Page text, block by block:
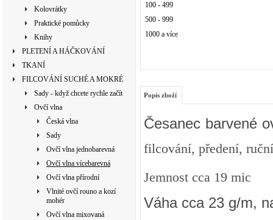
Kolovrátky
Praktické pomůcky
Knihy
PLETENÍ A HÁČKOVÁNÍ
TKANÍ
FILCOVÁNÍ SUCHÉ A MOKRÉ
Sady - když chcete rychle začít
Ovčí vlna
Česká vlna
Sady
Ovčí vlna jednobarevná
Ovčí vlna vícebarevná
Ovčí vlna přírodní
Vlnité ovčí rouno a kozí
mohér
Ovčí vlna mixovaná
100 - 499
500 - 999
1000 a více
Popis zboží
Česanec barvené
filcování, předení,
Jemnost cca 19 mic
Váha cca 23 g/m,